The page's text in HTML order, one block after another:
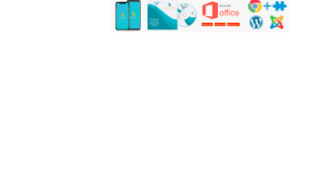
from Cyrillic to Latin
and to direct text in